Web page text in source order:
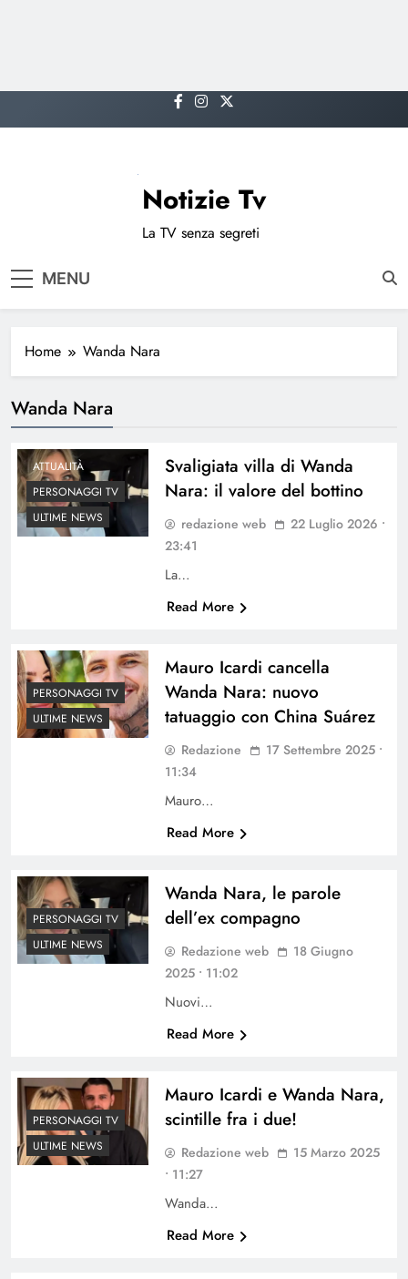
to
Notizie Tv
La TV senza segreti
MENU
Home Wanda Nara
Wanda Nara
ATTUALITÀ
PERSONAGGI TV
ULTIME NEWS
Svaligiata villa di Wanda
Nara: il valore del bottino
redazione web
22 Luglio 2026 •
23:41
La…
Read More
PERSONAGGI TV
ULTIME NEWS
Mauro Icardi cancella
Wanda Nara: nuovo
tatuaggio con China Suárez
Redazione
17 Settembre 2025 •
11:34
Mauro…
Read More
PERSONAGGI TV
ULTIME NEWS
Wanda Nara, le parole
dell’ex compagno
Redazione web
18 Giugno
2025 • 11:02
Nuovi…
Read More
PERSONAGGI TV
ULTIME NEWS
Mauro Icardi e Wanda Nara,
scintille fra i due!
Redazione web
15 Marzo 2025
• 11:27
Wanda…
Read More